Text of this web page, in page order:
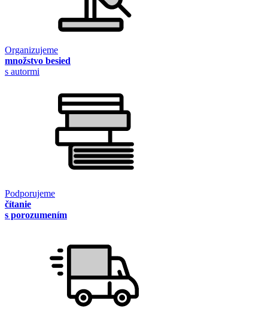
Organizujeme
množstvo besied
s autormi
Podporujeme
čítanie
s porozumením